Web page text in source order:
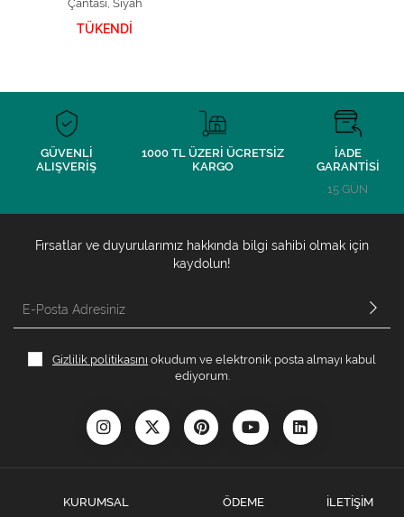
Çantası, Siyah
TÜKENDİ
GÜVENLİ
ALIŞVERİŞ
1000 TL ÜZERİ ÜCRETSİZ
KARGO
İADE
GARANTİSİ
15 GÜN
Fırsatlar ve duyurularımız hakkında bilgi sahibi olmak için
kaydolun!
Gizlilik politikasını okudum ve elektronik posta almayı kabul
ediyorum.
KURUMSAL ÖDEME İLETİŞİM